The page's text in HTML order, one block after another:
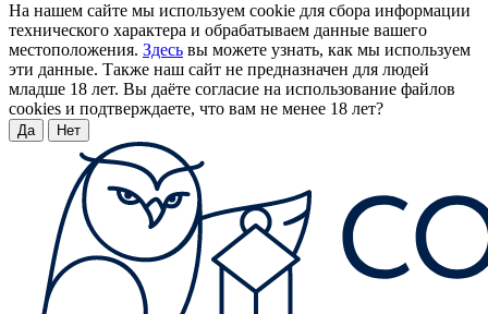
На нашем сайте мы используем cookie для сбора информации
технического характера и обрабатываем данные вашего
местоположения. Здесь вы можете узнать, как мы используем
эти данные. Также наш сайт не предназначен для людей
младше 18 лет. Вы даёте согласие на использование файлов
cookies и подтверждаете, что вам не менее 18 лет?
Да Нет